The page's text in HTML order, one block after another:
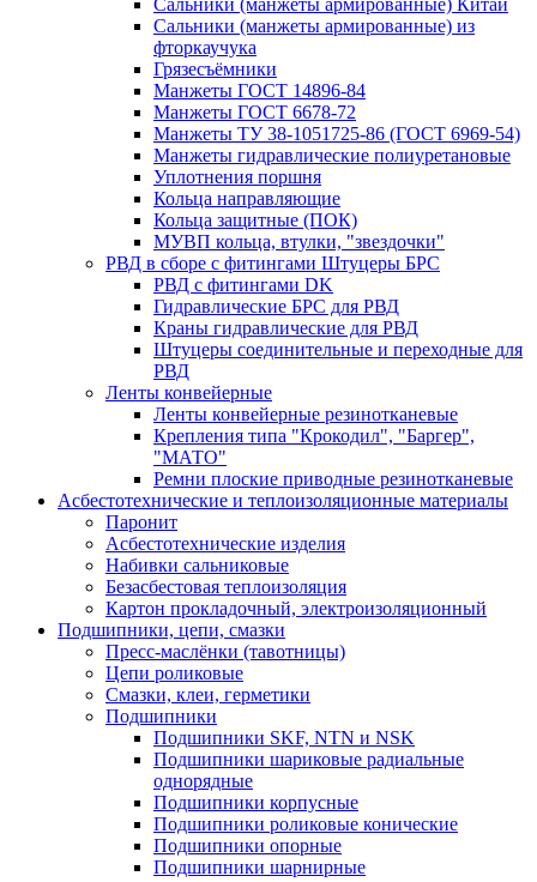
Сальники (манжеты армированные) Китай
Сальники (манжеты армированные) из
фторкаучука
Грязесъёмники
Манжеты ГОСТ 14896-84
Манжеты ГОСТ 6678-72
Манжеты ТУ 38-1051725-86 (ГОСТ 6969-54)
Манжеты гидравлические полиуретановые
Уплотнения поршня
Кольца направляющие
Кольца защитные (ПОК)
МУВП кольца, втулки, "звездочки"
РВД в сборе с фитингами Штуцеры БРС
РВД с фитингами DK
Гидравлические БРС для РВД
Краны гидравлические для РВД
Штуцеры соединительные и переходные для
РВД
Ленты конвейерные
Ленты конвейерные резинотканевые
Крепления типа "Крокодил", "Баргер",
"МАТО"
Ремни плоские приводные резинотканевые
Асбестотехнические и теплоизоляционные материалы
Паронит
Асбестотехнические изделия
Набивки сальниковые
Безасбестовая теплоизоляция
Картон прокладочный, электроизоляционный
Подшипники, цепи, смазки
Пресс-маслёнки (тавотницы)
Цепи роликовые
Смазки, клеи, герметики
Подшипники
Подшипники SKF, NTN и NSK
Подшипники шариковые радиальные
однорядные
Подшипники корпусные
Подшипники роликовые конические
Подшипники опорные
Подшипники шарнирные